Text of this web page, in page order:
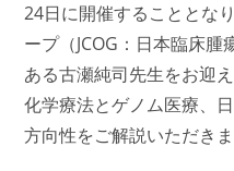
24日に開催することとな
ープ（JCOG：日本臨床
ある古瀬純司先生をお迎
化学療法とゲノム医療、
方向性をご解説いただきま